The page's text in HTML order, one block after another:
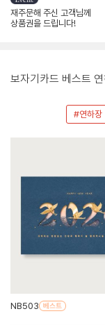
재주문해 주신 고객님께
상품권을 드립니다!
보자기카드 베스트
#연하장
NB503